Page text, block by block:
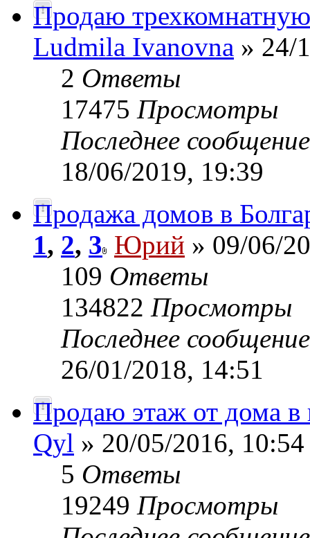
Продаю
Ludmila Ivanovna » 24/
2 Ответы
17475 Просмотры
Последнее
18/06/2019, 19:39
Продажа домов в
1, 2, 3 Юрий » 09/06/
109 Ответы
134822 Просмотры
Последнее
26/01/2018, 14:51
Продаю этаж от дома в
Qyl » 20/05/2016, 10:54
5 Ответы
19249 Просмотры